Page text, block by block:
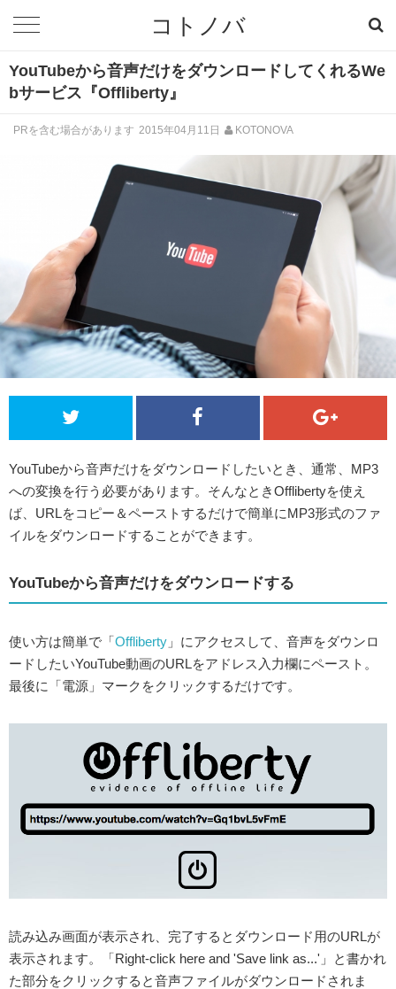
コトノバ
YouTubeから音声だけをダウンロードしてくれるWe
bサービス『Offliberty』
PRを含む場合があります 2015年04月11日 KOTONOVA
YouTubeから音声だけをダウンロードしたいとき、通常、MP3
への変換を行う必要があります。そんなときOfflibertyを使え
ば、URLをコピー＆ペーストするだけで簡単にMP3形式のファ
イルをダウンロードすることができます。
YouTubeから音声だけをダウンロードする
使い方は簡単で「Offliberty 」にアクセスして、音声をダウンロ
ードしたいYouTube動画のURLをアドレス入力欄にペースト。
最後に「電源」マークをクリックするだけです。
読み込み画面が表示され、完了するとダウンロード用のURLが
表示されます。「Right-click here and 'Save link as...'」と書かれ
た部分をクリックすると音声ファイルがダウンロードされま